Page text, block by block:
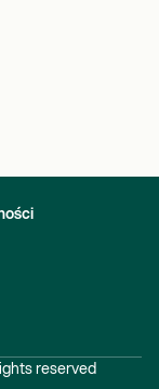
reserved